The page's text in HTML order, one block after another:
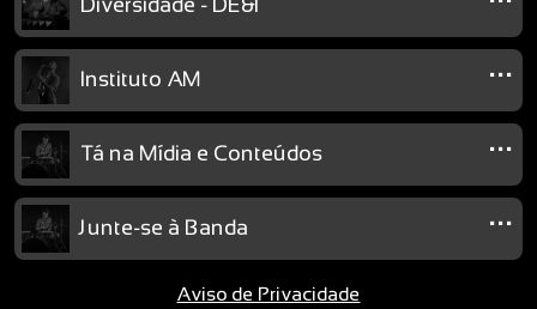
Diversidade - DE&I
Instituto AM ...
Tá na Mídia e Conteúdos ...
Junte-se à Banda ...
Aviso de Privacidade